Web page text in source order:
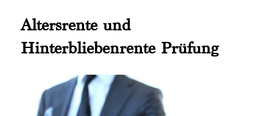
Altersrente und
Hinterbliebenrente Prüfung